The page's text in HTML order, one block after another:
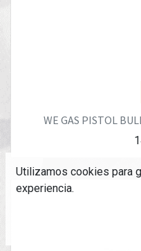
WE GAS PISTOL
Utilizamos cookies para
experiencia.